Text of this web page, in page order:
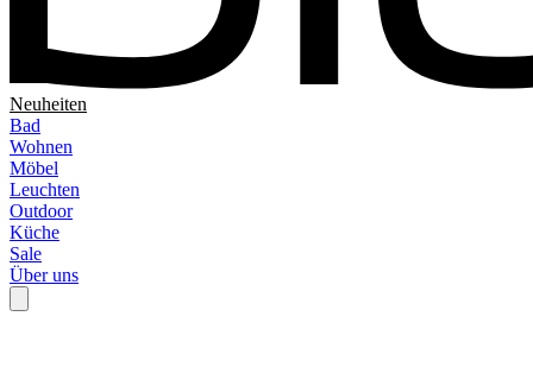
Neuheiten
Bad
Wohnen
Möbel
Leuchten
Outdoor
Küche
Sale
Über uns